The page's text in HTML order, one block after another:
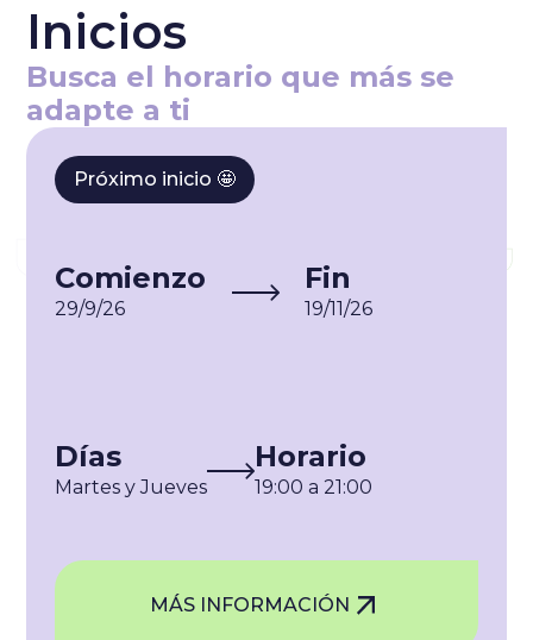
Inicios
Busca el horario que más se
adapte a ti
Próximo inicio 🤩
Comienzo
29/9/26
Fin
19/11/26
Días
Martes y Jueves
Horario
19:00 a 21:00
MÁS INFORMACIÓN